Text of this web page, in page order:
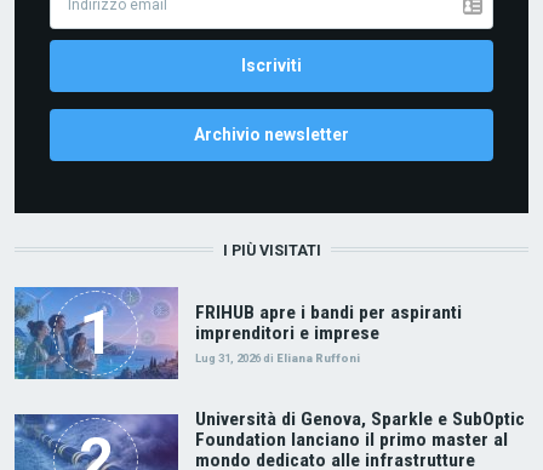
Archivio newsletter
I PIÙ VISITATI
FRIHUB apre i bandi per aspiranti
imprenditori e imprese
Lug 31, 2026 di Eliana Ruffoni
Università di Genova, Sparkle e SubOptic
Foundation lanciano il primo master al
mondo dedicato alle infrastrutture